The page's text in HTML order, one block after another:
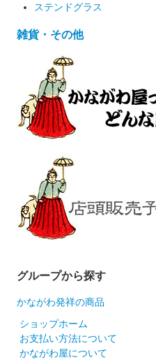
ステンドグラス
雑貨・その他
グループから探す
かながわ発祥の商品
ショップホーム
お支払い方法について
かながわ屋について